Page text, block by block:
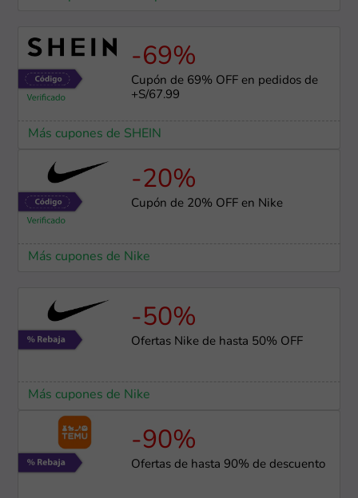
-69%
Cupón de 69% OFF en pedidos de
+S/67.99
Más cupones de SHEIN
-20%
Cupón de 20% OFF en Nike
Más cupones de Nike
-50%
Ofertas Nike de hasta 50% OFF
Más cupones de Nike
-90%
Ofertas de hasta 90% de descuento